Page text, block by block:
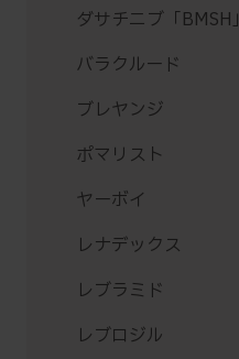
ダサチニブ「BMSH」
バラクルード
ブレヤンジ
ポマリスト
ヤーボイ
レナデックス
レブラミド
レブロジル